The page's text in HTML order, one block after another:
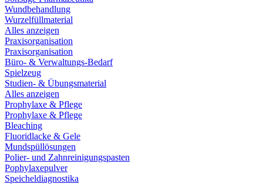
Wundbehandlung
Wurzelfüllmaterial
Alles anzeigen
Praxisorganisation
Praxisorganisation
Büro- & Verwaltungs-Bedarf
Spielzeug
Studien- & Übungsmaterial
Alles anzeigen
Prophylaxe & Pflege
Prophylaxe & Pflege
Bleaching
Fluoridlacke & Gele
Mundspüllösungen
Polier- und Zahnreinigungspasten
Pophylaxepulver
Speicheldiagnostika